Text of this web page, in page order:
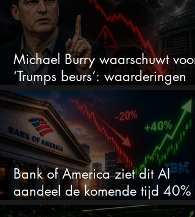
Michael Burry waarschuwt voor
‘Trumps beurs’: waarderingen
doen er niet meer toe
Bank of America ziet dit AI
aandeel de komende tijd 40%
stijgen na 20% daling